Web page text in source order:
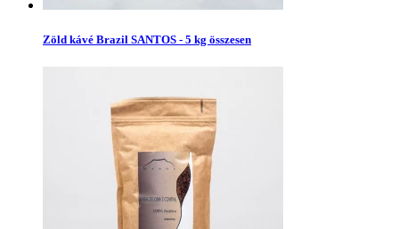
Zöld kávé Brazil SANTOS - 5 kg összesen